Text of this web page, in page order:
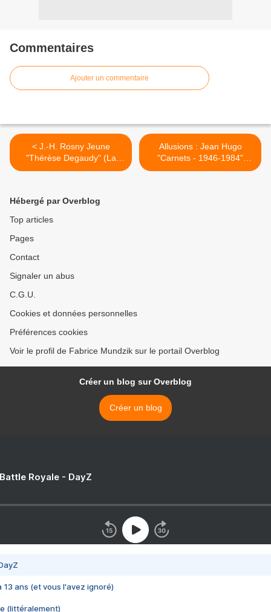
Commentaires
Ajouter un commentaire
< J.-H. Rosny Jeune
"Thérèse Degaudy" (La
Revue blanche - 1901)
Allusions : Jean Hugo
"Carnets - 1946-1984"
(Actes Sud - 1994) >
Hébergé par Overblog
Top articles
Pages
Contact
Signaler un abus
C.G.U.
Cookies et données personnelles
Préférences cookies
Voir le profil de Fabrice Mundzik sur le portail Overblog
Créer un blog sur Overblog
Créer un blog
Royale - DayZ
13 ans (et vous l'avez ignoré)
(littéralement)